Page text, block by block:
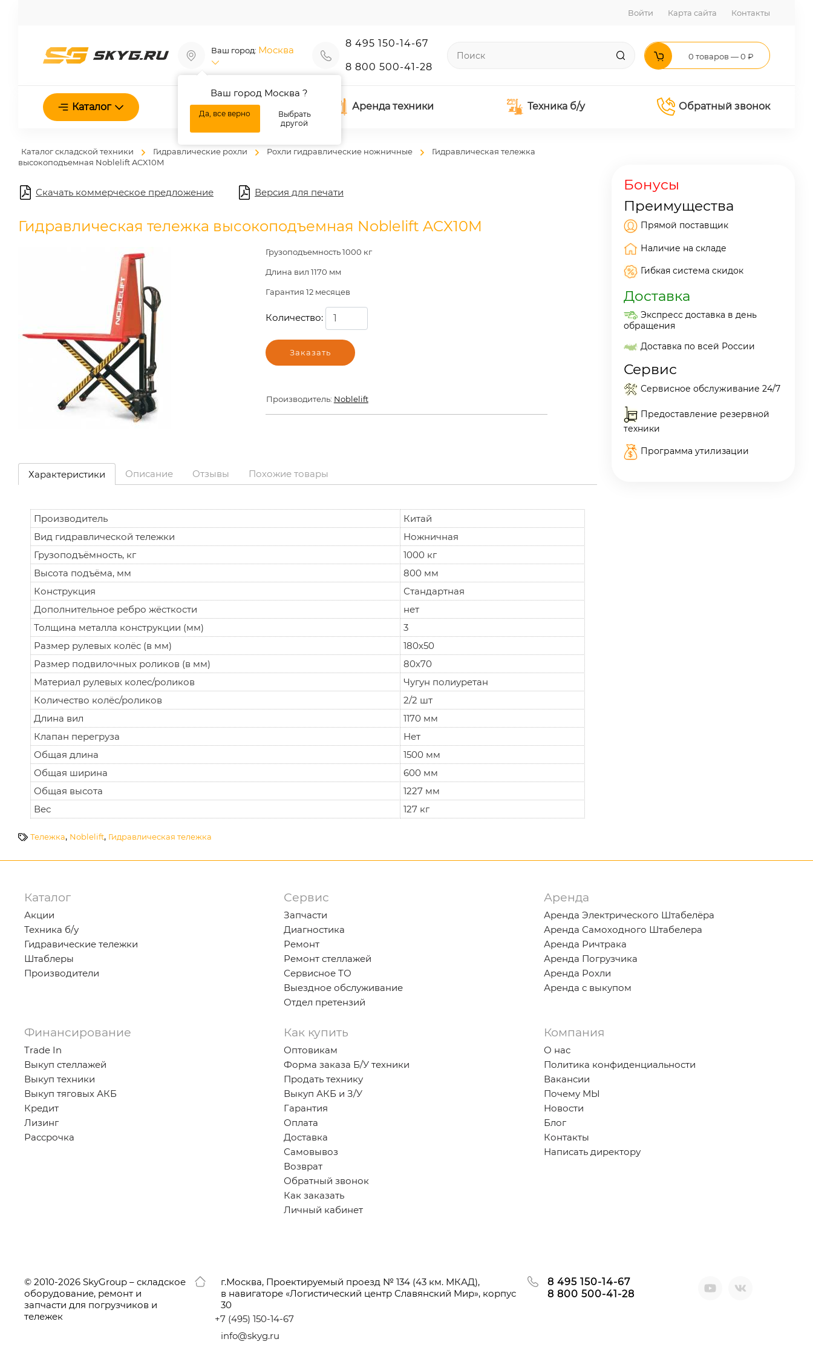
Войти Карта сайта Контакты
Ваш город: Москва
Ваш город Москва ?
Да, все верно
Выбрать
другой
8 495 150-14-67
8 800 500-41-28
0 товаров — 0 ₽
Каталог О нас Аренда техники Техника б/у Обратный звонок
Каталог складской техники Гидравлические рохли Рохли гидравлические ножничные
Гидравлическая тележка
высокоподъемная Noblelift ACX10M
Скачать коммерческое предложение Версия для печати
Гидравлическая тележка высокоподъемная Noblelift ACX10M
Грузоподъемность 1000 кг
Длина вил 1170 мм
Гарантия 12 месяцев
Количество:
Заказать
Производитель: Noblelift
Характеристики Описание Отзывы Похожие товары
Производитель
Китай
Вид гидравлической тележки
Ножничная
Грузоподъёмность, кг
1000 кг
Высота подъёма, мм
800 мм
Конструкция
Стандартная
Дополнительное ребро жёсткости
нет
Толщина металла конструкции (мм)
3
Размер рулевых колёс (в мм)
180х50
Размер подвилочных роликов (в мм)
80х70
Материал рулевых колес/роликов
Чугун полиуретан
Количество колёс/роликов
2/2 шт
Длина вил
1170 мм
Клапан перегруза
Нет
Общая длина
1500 мм
Общая ширина
600 мм
Общая высота
1227 мм
Вес
127 кг
Тележка, Noblelift, Гидравлическая тележка
Бонусы
Преимущества
Прямой поставщик
Наличие на складе
Гибкая система скидок
Доставка
Экспресс доставка в день
обращения
Доставка по всей России
Сервис
Сервисное обслуживание 24/7
Предоставление резервной
техники
Программа утилизации
Каталог
Акции
Техника б/у
Гидравические тележки
Штаблеры
Производители
Сервис
Запчасти
Диагностика
Ремонт
Ремонт стеллажей
Сервисное ТО
Выездное обслуживание
Отдел претензий
Аренда
Аренда Электрического Штабелёра
Аренда Самоходного Штабелера
Аренда Ричтрака
Аренда Погрузчика
Аренда Рохли
Аренда с выкупом
Финансирование
Trade In
Выкуп стеллажей
Выкуп техники
Выкуп тяговых АКБ
Кредит
Лизинг
Рассрочка
Как купить
Оптовикам
Форма заказа Б/У техники
Продать технику
Выкуп АКБ и З/У
Гарантия
Оплата
Доставка
Самовывоз
Возврат
Обратный звонок
Как заказать
Личный кабинет
Компания
О нас
Политика конфиденциальности
Вакансии
Почему МЫ
Новости
Блог
Контакты
Написать директору
© 2010-2026 SkyGroup – складское
оборудование, ремонт и
запчасти для погрузчиков и
тележек
г.Москва, Проектируемый проезд № 134 (43 км. МКАД),
в навигаторе «Логистический центр Славянский Мир», корпус
30
+7 (495) 150-14-67
info@skyg.ru
8 495 150-14-67
8 800 500-41-28